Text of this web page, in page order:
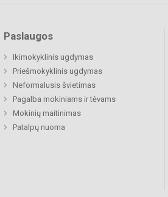
Paslaugos
Ikimokyklinis ugdymas
Priešmokyklinis ugdymas
Neformalusis švietimas
Pagalba mokiniams ir tėvams
Mokinių maitinimas
Patalpų nuoma